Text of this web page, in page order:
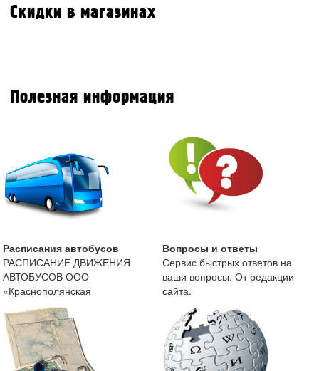
Скидки в магазинах
Полезная информация
Расписания автобусов
РАСПИСАНИЕ ДВИЖЕНИЯ
АВТОБУСОВ ООО
«Краснополянская
автоколонна» с 13 мая 2019
Вопросы и ответы
Сервис быстрых ответов на
ваши вопросы. От редакции
сайта.